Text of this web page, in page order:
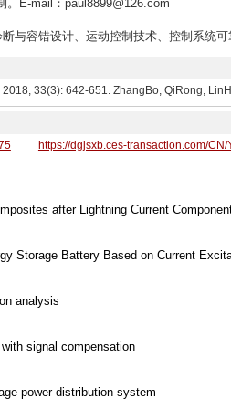
。E-mail：paul8899@126.com
与容错设计、运动控制技术、控制系统
33(3): 642-651. ZhangBo, QiRong,
https://dgjsxb.ces-transaction.com/
after Lightning Current
Storage Battery Based on Current
analysis
signal compensation
power distribution system